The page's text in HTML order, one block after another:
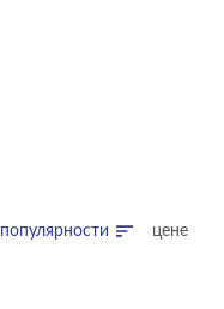
популярности цене